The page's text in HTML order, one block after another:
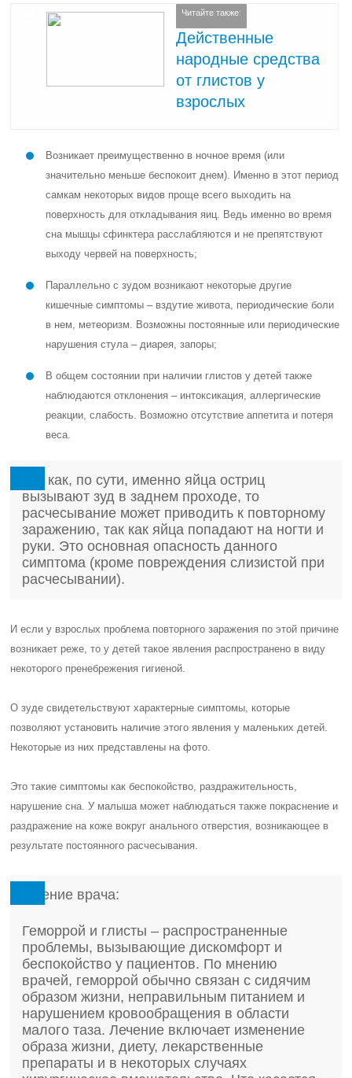
Читайте также:
Действенные
народные средства
от глистов у
взрослых
Возникает преимущественно в ночное время (или
значительно меньше беспокоит днем). Именно в этот период
самкам некоторых видов проще всего выходить на
поверхность для откладывания яиц. Ведь именно во время
сна мышцы сфинктера расслабляются и не препятствуют
выходу червей на поверхность;
Параллельно с зудом возникают некоторые другие
кишечные симптомы – вздутие живота, периодические боли
в нем, метеоризм. Возможны постоянные или периодические
нарушения стула – диарея, запоры;
В общем состоянии при наличии глистов у детей также
наблюдаются отклонения – интоксикация, аллергические
реакции, слабость. Возможно отсутствие аппетита и потеря
веса.
Так как, по сути, именно яйца остриц
вызывают зуд в заднем проходе, то
расчесывание может приводить к повторному
заражению, так как яйца попадают на ногти и
руки. Это основная опасность данного
симптома (кроме повреждения слизистой при
расчесывании).
И если у взрослых проблема повторного заражения по этой причине
возникает реже, то у детей такое явления распространено в виду
некоторого пренебрежения гигиеной.
О зуде свидетельствуют характерные симптомы, которые
позволяют установить наличие этого явления у маленьких детей.
Некоторые из них представлены на фото.
Это такие симптомы как беспокойство, раздражительность,
нарушение сна. У малыша может наблюдаться также покраснение и
раздражение на коже вокруг анального отверстия, возникающее в
результате постоянного расчесывания.
Мнение врача:
Геморрой и глисты – распространенные
проблемы, вызывающие дискомфорт и
беспокойство у пациентов. По мнению
врачей, геморрой обычно связан с сидячим
образом жизни, неправильным питанием и
нарушением кровообращения в области
малого таза. Лечение включает изменение
образа жизни, диету, лекарственные
препараты и в некоторых случаях